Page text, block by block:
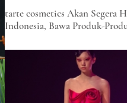
tarte cosmetics Akan Segera
Indonesia, Bawa Produk-